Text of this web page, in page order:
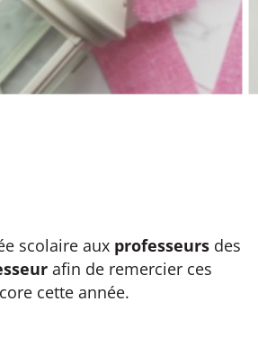
scolaire aux professeurs des
afin de remercier ces
cette année.